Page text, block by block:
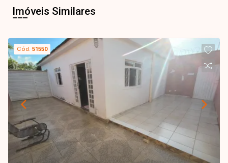
Imóveis Similares
Cód.51550